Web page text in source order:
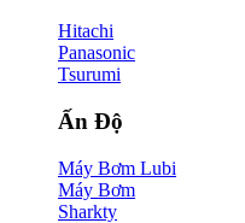
Hitachi
Panasonic
Tsurumi
Ấn Độ
Máy Bơm Lubi
Máy Bơm
Sharkty